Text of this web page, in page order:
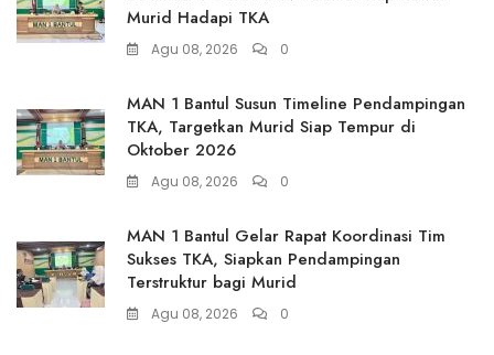
Murid Hadapi TKA
Agu 08, 2026 0
MAN 1 Bantul Susun Timeline Pendampingan
TKA, Targetkan Murid Siap Tempur di
Oktober 2026
Agu 08, 2026 0
MAN 1 Bantul Gelar Rapat Koordinasi Tim
Sukses TKA, Siapkan Pendampingan
Terstruktur bagi Murid
Agu 08, 2026 0